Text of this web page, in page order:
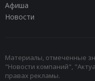
Афиша
Новости
Материалы, отмеченные
"Новости компаний",
правах рекламы.